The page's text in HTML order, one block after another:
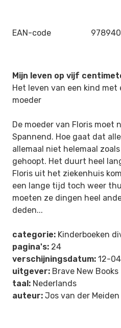
EAN-code
Mijn leven op vijf
Het leven van een kind
moeder
De moeder van Floris moet
Spannend. Hoe gaat dat
allemaal niet helemaal
gehoopt. Het duurt heel
Floris uit het ziekenhuis
een lange tijd toch weer
moeten ze dingen heel
deden...
categorie: Kinderboeken
pagina's: 24
verschijningsdatum: 12-
uitgever: Brave New Books
taal: Nederlands
auteur: Jos van der Meiden